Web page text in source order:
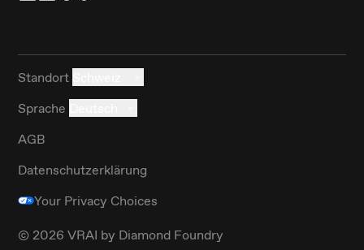
Standort
Sprache
AGB
Datenschutzerklärung
Your Privacy Choices
© 2026 VRAI by Diamond Foundry